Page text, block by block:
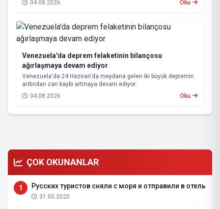
kalabilmek için kritik eşleşmelerle karşı karşıya gelecek.
04.08.2026 Oku
Venezuela'da deprem felaketinin bilançosu
ağırlaşmaya devam ediyor
Venezuela'da 24 Haziran'da meydana gelen iki büyük depremin
ardından can kaybı artmaya devam ediyor.
04.08.2026
Oku
ÇOK OKUNANLAR
1 Русских туристов сняли с моря и отправили в отель
31.05.2020